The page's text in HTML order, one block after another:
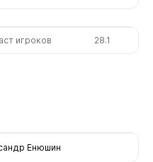
игроков 28.1
Енюшин